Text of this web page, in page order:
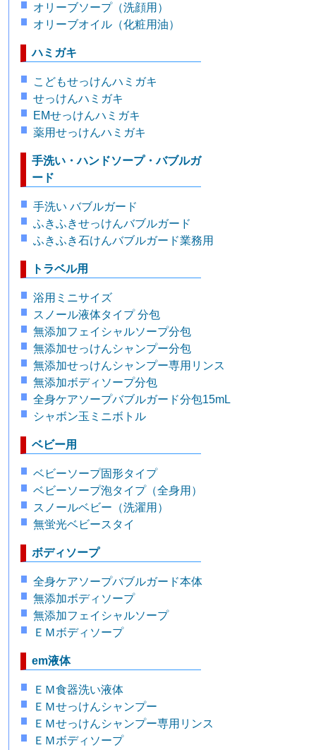
オリーブソープ（洗顔用）
オリーブオイル（化粧用油）
ハミガキ
こどもせっけんハミガキ
せっけんハミガキ
EMせっけんハミガキ
薬用せっけんハミガキ
手洗い・ハンドソープ・バブルガ
ード
手洗い バブルガード
ふきふきせっけんバブルガード
ふきふき石けんバブルガード業務用
トラベル用
浴用ミニサイズ
スノール液体タイプ 分包
無添加フェイシャルソープ分包
無添加せっけんシャンプー分包
無添加せっけんシャンプー専用リンス
無添加ボディソープ分包
全身ケアソープバブルガード分包15mL
シャボン玉ミニボトル
ベビー用
ベビーソープ固形タイプ
ベビーソープ泡タイプ（全身用）
スノールベビー（洗濯用）
無蛍光ベビースタイ
ボディソープ
全身ケアソープバブルガード本体
無添加ボディソープ
無添加フェイシャルソープ
ＥＭボディソープ
em液体
ＥＭ食器洗い液体
ＥＭせっけんシャンプー
ＥＭせっけんシャンプー専用リンス
ＥＭボディソープ